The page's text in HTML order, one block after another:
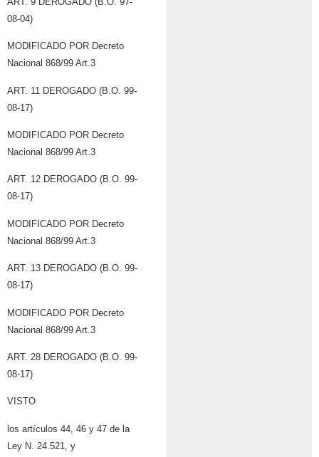
08-04)
MODIFICADO POR Decreto
Nacional 868/99 Art.3
ART. 11 DEROGADO (B.O. 99-
08-17)
MODIFICADO POR Decreto
Nacional 868/99 Art.3
ART. 12 DEROGADO (B.O. 99-
08-17)
MODIFICADO POR Decreto
Nacional 868/99 Art.3
ART. 13 DEROGADO (B.O. 99-
08-17)
MODIFICADO POR Decreto
Nacional 868/99 Art.3
ART. 28 DEROGADO (B.O. 99-
08-17)
VISTO
los artículos 44, 46 y 47 de la
Ley N. 24.521, y